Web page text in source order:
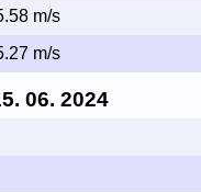
m/s
m/s
06. 2024